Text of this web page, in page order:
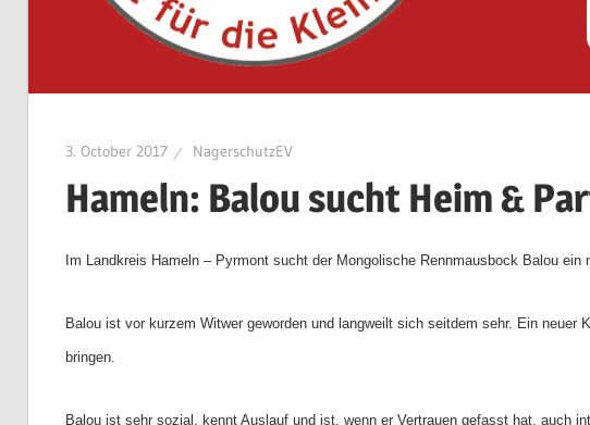
3. October 2017 NagerschutzEV
Hameln: Balou sucht Heim &
Im Landkreis Hameln – Pyrmont sucht der Mongolische Rennmausbock Balou ein
Balou ist vor kurzem Witwer geworden und langweilt sich seitdem sehr. Ein neuer
bringen.
Balou ist sehr sozial, kennt Auslauf und ist, wenn er Vertrauen gefasst hat, auch